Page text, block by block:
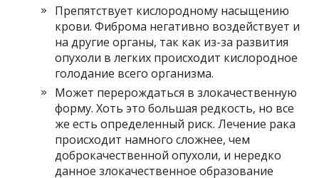
Препятствует кислородному насыщению
крови. Фиброма негативно воздействует и
на другие органы, так как из-за развития
опухоли в легких происходит кислородное
голодание всего организма.
Может перерождаться в злокачественную
форму. Хоть это большая редкость, но все
же есть определенный риск. Лечение рака
происходит намного сложнее, чем
доброкачественной опухоли, и нередко
данное злокачественное образование